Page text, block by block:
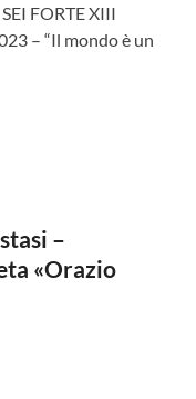
FORTE XIII
– “Il mondo è un
–
«Orazio